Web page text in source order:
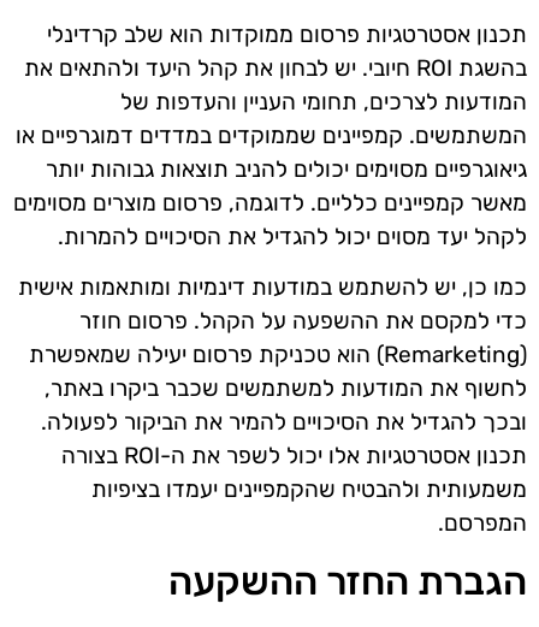
תכנון אסטרטגיות פרסום ממוקדות הוא שלב קרדינלי
בהשגת ROI חיובי. יש לבחון את קהל היעד ולהתאים את
המודעות לצרכים, תחומי העניין והעדפות של
המשתמשים. קמפיינים שממוקדים במדדים דמוגרפיים או
גיאוגרפיים מסוימים יכולים להניב תוצאות גבוהות יותר
מאשר קמפיינים כלליים. לדוגמה, פרסום מוצרים מסוימים
לקהל יעד מסוים יכול להגדיל את הסיכויים להמרות.
כמו כן, יש להשתמש במודעות דינמיות ומותאמות אישית
כדי למקסם את ההשפעה על הקהל. פרסום חוזר
(Remarketing) הוא טכניקת פרסום יעילה שמאפשרת
לחשוף את המודעות למשתמשים שכבר ביקרו באתר,
ובכך להגדיל את הסיכויים להמיר את הביקור לפעולה.
תכנון אסטרטגיות אלו יכול לשפר את ה-ROI בצורה
משמעותית ולהבטיח שהקמפיינים יעמדו בציפיות
המפרסם.
הגברת החזר ההשקעה